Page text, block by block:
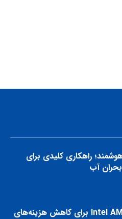
راهکاری کلیدی برای
آب
تکنولوژی Intel AMT برای کاهش هزینه‌های